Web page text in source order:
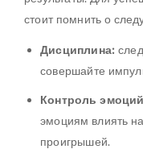
стоит помнить о
Дисциплина:
совершайте
Контроль
эмоциям влиять
проигрышей.